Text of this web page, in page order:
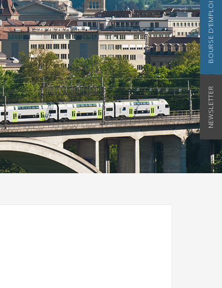
BOURSE D'EMPLOI
NEWSLETTER